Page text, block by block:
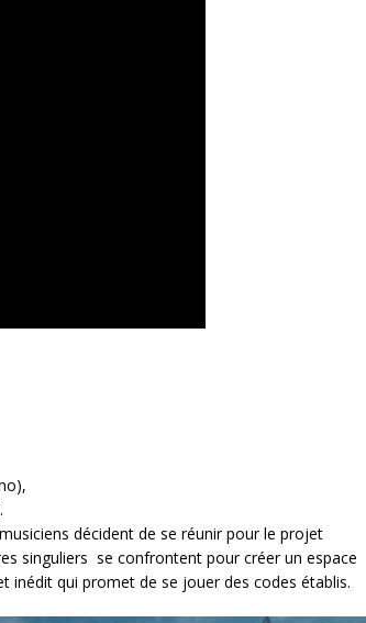
décident de se réunir pour le projet
singuliers se confrontent pour créer un espace
inédit qui promet de se jouer des codes établis.